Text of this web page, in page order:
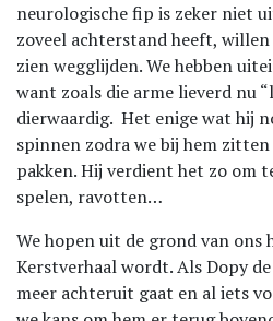
neurologische fip is zeker niet
zoveel achterstand heeft,
zien wegglijden. We hebben
want zoals die arme lieverd nu
dierwaardig. Het enige wat hij
spinnen zodra we bij hem
pakken. Hij verdient het zo om
spelen, ravotten…
We hopen uit de grond van
Kerstverhaal wordt. Als Dopy
meer achteruit gaat en al iets